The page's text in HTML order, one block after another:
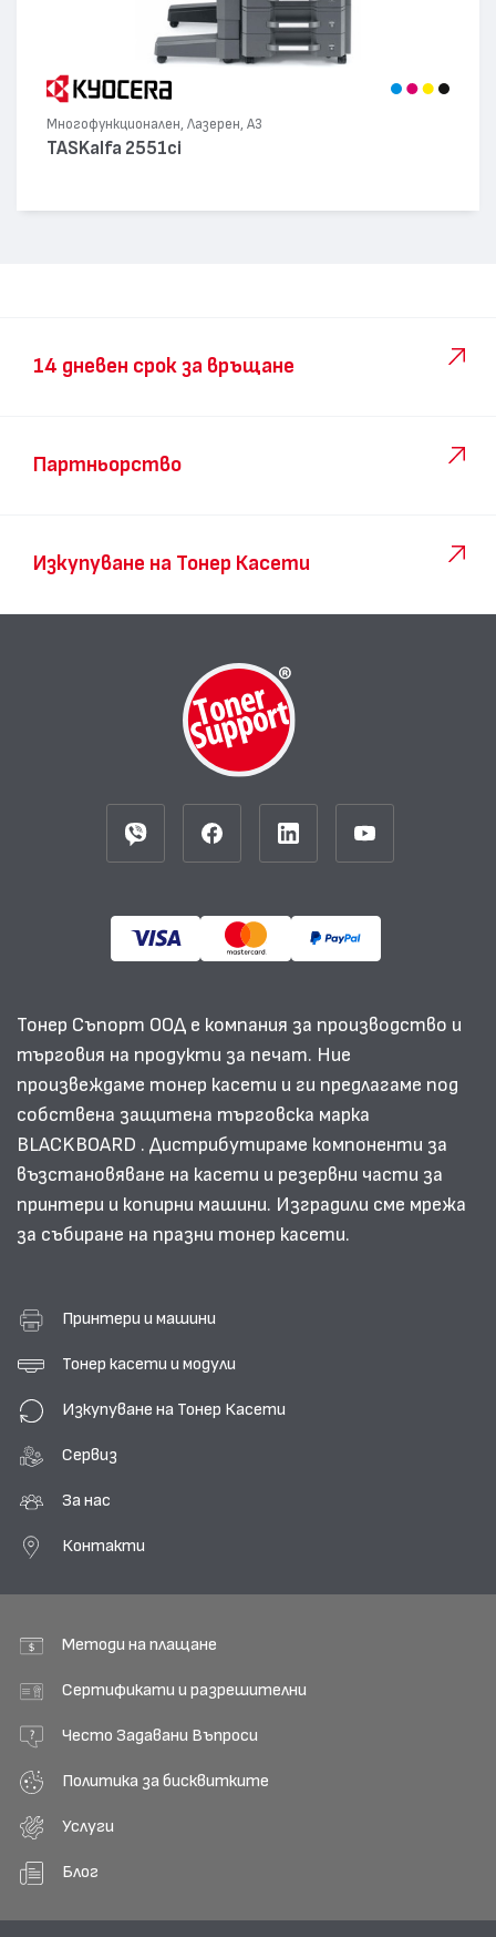
Многофункционален, Лазерен, А3
TASKalfa 2551ci
14 дневен срок за връщане
Партньорство
Изкупуване на Тонер Касети
Тонер Съпорт ООД е компания за производство и
търговия на продукти за печат. Ние
произвеждаме тонер касети и ги предлагаме под
собствена защитена търговска марка
BLACKBOARD . Дистрибутираме компоненти за
възстановяване на касети и резервни части за
принтери и копирни машини. Изградили сме мрежа
за събиране на празни тонер касети.
Принтери и машини
Тонер касети и модули
Изкупуване на Тонер Касети
Сервиз
За нас
Контакти
Методи на плащане
Сертификати и разрешителни
Често Задавани Въпроси
Политика за бисквитките
Услуги
Блог